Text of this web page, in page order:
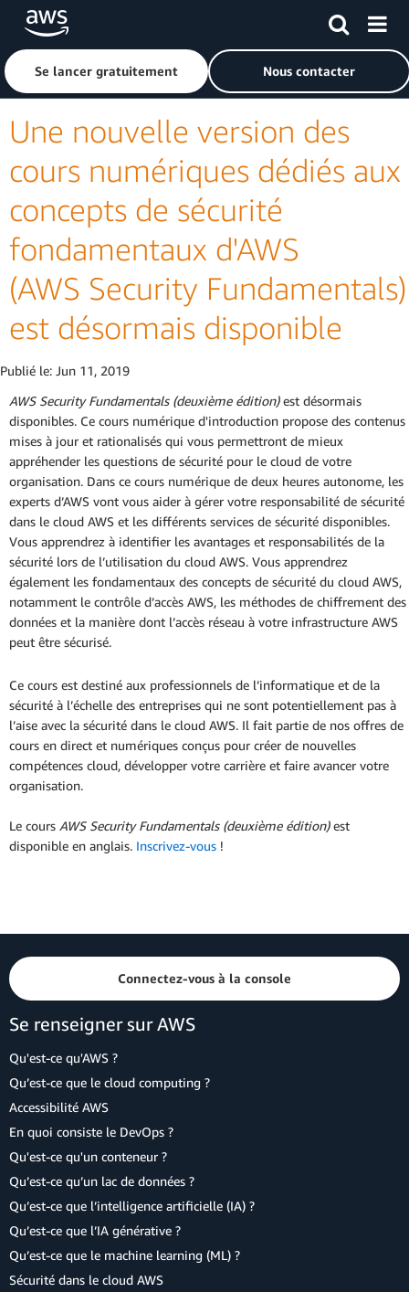
Passer au contenu principal
Cliquer ici pour revenir à la page d'accueil d'Amazon Web
Se lancer gratuitement Nous contacter
Une nouvelle version des
cours numériques dédiés aux
concepts de sécurité
fondamentaux d'AWS
(AWS Security Fundamentals)
est désormais disponible
Publié le: Jun 11, 2019
AWS Security Fundamentals (deuxième édition)est désormais
disponibles. Ce cours numérique d'introduction propose des contenus
mises à jour et rationalisés qui vous permettront de mieux
appréhender les questions de sécurité pour le cloud de votre
organisation. Dans ce cours numérique de deux heures autonome, les
experts d’AWS vont vous aider à gérer votre responsabilité de sécurité
dans le cloud AWS et les différents services de sécurité disponibles.
Vous apprendrez à identifier les avantages et responsabilités de la
sécurité lors de l’utilisation du cloud AWS. Vous apprendrez
également les fondamentaux des concepts de sécurité du cloud AWS,
notamment le contrôle d’accès AWS, les méthodes de chiffrement des
données et la manière dont l’accès réseau à votre infrastructure AWS
peut être sécurisé.
Ce cours est destiné aux professionnels de l’informatique et de la
sécurité à l’échelle des entreprises qui ne sont potentiellement pas à
l’aise avec la sécurité dans le cloud AWS. Il fait partie de nos offres de
cours en direct et numériques conçus pour créer de nouvelles
compétences cloud, développer votre carrière et faire avancer votre
organisation.
Le cours AWS Security Fundamentals (deuxième édition)est
disponible en anglais. Inscrivez-vous !
Connectez-vous à la console
Se renseigner sur AWS
Qu'est-ce qu'AWS ?
Qu’est-ce que le cloud computing ?
Accessibilité AWS
En quoi consiste le DevOps ?
Qu'est-ce qu'un conteneur ?
Qu’est-ce qu’un lac de données ?
Qu’est-ce que l’intelligence artificielle (IA) ?
Qu’est-ce que l’IA générative ?
Qu’est-ce que le machine learning (ML) ?
Sécurité dans le cloud AWS